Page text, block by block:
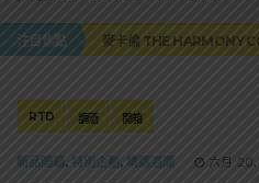
注目焦點
美國正式恢復蘇格蘭威士忌
角嗨尬炸物X爽快這一步，
美國正式恢復蘇格蘭威士
RTD 調酒 開箱
新品開箱, 特別企劃 , 精選酒聞 六月